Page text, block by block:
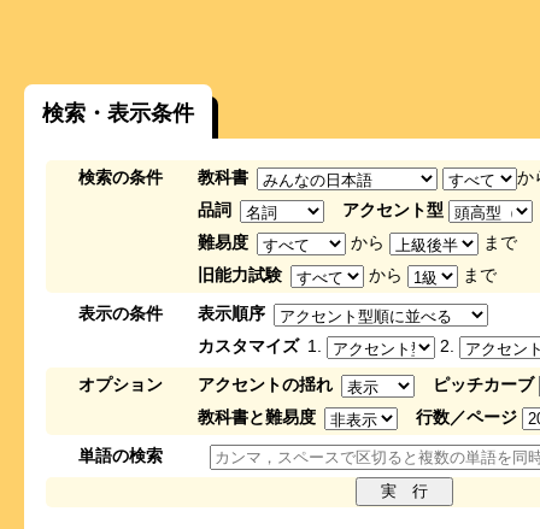
検索・表示条件
検索の条件 教科書
か
品詞
アクセント型
難易度
から
まで
旧能力試験
から
まで
表示の条件
表示順序
カスタマイズ 1.
2.
オプション
アクセントの揺れ
ピッチカーブ
教科書と難易度
行数／ページ
単語の検索